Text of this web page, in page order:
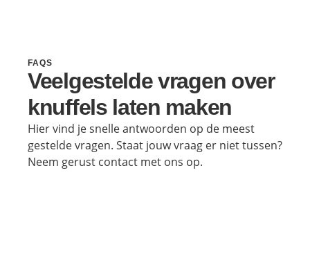
FAQS
Veelgestelde vragen over
knuffels laten maken
Hier vind je snelle antwoorden op de meest
gestelde vragen. Staat jouw vraag er niet tussen?
Neem gerust contact met ons op.